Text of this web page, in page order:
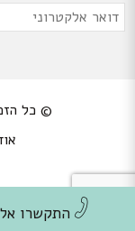
this field empty.
דואר
© כל
התקשרו